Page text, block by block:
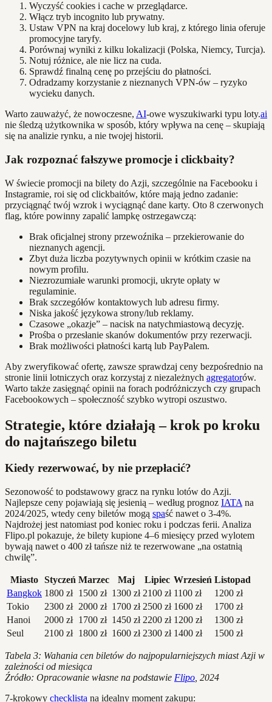
Wyczyść cookies i cache w przeglądarce.
Włącz tryb incognito lub prywatny.
Ustaw VPN na kraj docelowy lub kraj, z którego linia oferuje
promocyjne taryfy.
Porównaj wyniki z kilku lokalizacji (Polska, Niemcy, Turcja).
Notuj różnice, ale nie licz na cuda.
Sprawdź finalną cenę po przejściu do płatności.
Odradzamy korzystanie z nieznanych VPN-ów – ryzyko
wycieku danych.
Warto zauważyć, że nowoczesne, AI-owe wyszukiwarki typu loty.ai
nie śledzą użytkownika w sposób, który wpływa na cenę – skupiają
się na analizie rynku, a nie twojej historii.
Jak rozpoznać fałszywe promocje i clickbaity?
W świecie promocji na bilety do Azji, szczególnie na Facebooku i
Instagramie, roi się od clickbaitów, które mają jedno zadanie:
przyciągnąć twój wzrok i wyciągnąć dane karty. Oto 8 czerwonych
flag, które powinny zapalić lampkę ostrzegawczą:
Brak oficjalnej strony przewoźnika – przekierowanie do
nieznanych agencji.
Zbyt duża liczba pozytywnych opinii w krótkim czasie na
nowym profilu.
Niezrozumiałe warunki promocji, ukryte opłaty w
regulaminie.
Brak szczegółów kontaktowych lub adresu firmy.
Niska jakość językowa strony/lub reklamy.
Czasowe „okazje” – nacisk na natychmiastową decyzję.
Prośba o przesłanie skanów dokumentów przy rezerwacji.
Brak możliwości płatności kartą lub PayPalem.
Aby zweryfikować ofertę, zawsze sprawdzaj ceny bezpośrednio na
stronie linii lotniczych oraz korzystaj z niezależnych agregatorów.
Warto także zasięgnąć opinii na forach podróżniczych czy grupach
Facebookowych – społeczność szybko wytropi oszustwo.
Strategie, które działają – krok po kroku
do najtańszego biletu
Kiedy rezerwować, by nie przepłacić?
Sezonowość to podstawowy gracz na rynku lotów do Azji.
Najlepsze ceny pojawiają się jesienią – według prognoz IATA na
2024/2025, wtedy ceny biletów mogą spaść nawet o 3-4%.
Najdrożej jest natomiast pod koniec roku i podczas ferii. Analiza
Flipo.pl pokazuje, że bilety kupione 4–6 miesięcy przed wylotem
bywają nawet o 400 zł tańsze niż te rezerwowane „na ostatnią
chwilę”.
Miasto Styczeń Marzec Maj Lipiec Wrzesień Listopad
Bangkok 1800 zł 1500 zł 1300 zł 2100 zł 1100 zł
1200 zł
Tokio
2300 zł 2000 zł 1700 zł 2500 zł 1600 zł
1700 zł
Hanoi
2000 zł 1700 zł 1450 zł 2200 zł 1200 zł
1300 zł
Seul
2100 zł 1800 zł 1600 zł 2300 zł 1400 zł 1500 zł
Tabela 3: Wahania cen biletów do najpopularniejszych miast Azji w
zależności od miesiąca
Źródło: Opracowanie własne na podstawie Flipo , 2024
7-krokowy checklista na idealny moment zakupu: